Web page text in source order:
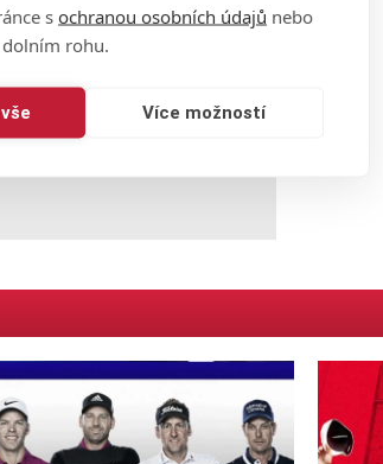
s ochranou osobních údajů nebo
rohu.
Více možností
místo volné, a pokud budu